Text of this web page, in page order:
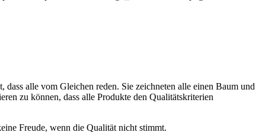
alle vom Gleichen reden. Sie zeichneten alle einen Baum und
zu können, dass alle Produkte den Qualitätskriterien
Freude, wenn die Qualität nicht stimmt.